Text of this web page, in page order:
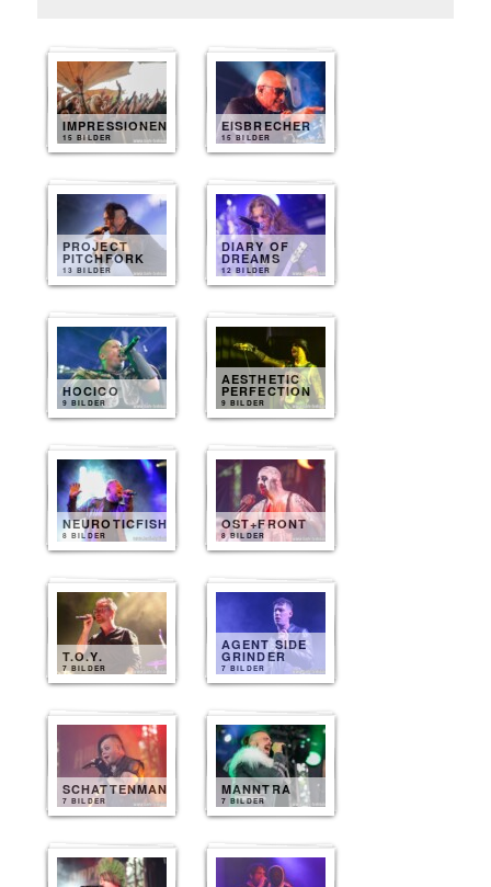
IMPRESSIONEN
15 BILDER
EISBRECHER
15 BILDER
PROJECT
PITCHFORK
13 BILDER
DIARY OF
DREAMS
12 BILDER
HOCICO
9 BILDER
AESTHETIC
PERFECTION
9 BILDER
NEUROTICFISH
8 BILDER
OST+FRONT
8 BILDER
T.O.Y.
7 BILDER
AGENT SIDE
GRINDER
7 BILDER
SCHATTENMANN
7 BILDER
MANNTRA
7 BILDER